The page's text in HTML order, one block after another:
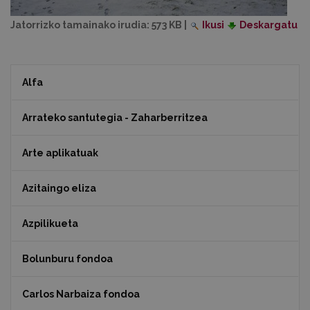
Jatorrizko tamainako irudia: 573 KB Ikusi Deskargatu
Alfa
Arrateko santutegia - Zaharberritzea
Arte aplikatuak
Azitaingo eliza
Azpilikueta
Bolunburu fondoa
Carlos Narbaiza fondoa